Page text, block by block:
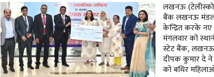
लखनऊ
बैंक लखनऊ मंडल
केन्द्रित करके
मंगलवार को
स्टेट बैंक, लखनऊ
दीपक कुमार दे
को बधिर